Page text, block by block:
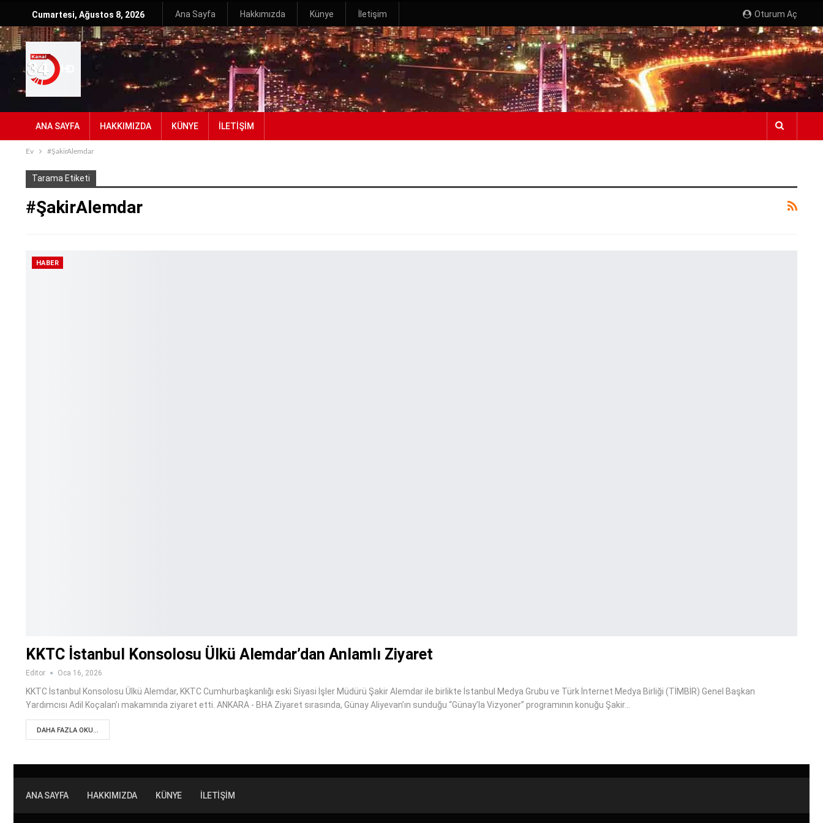
Oturum Aç
Cumartesi, Ağustos 8, 2026 Ana Sayfa Hakkımızda Künye İletişim
ANA SAYFA HAKKIMIZDA KÜNYE İLETIŞIM
Ev #ŞakirAlemdar
Tarama Etiketi
#ŞakirAlemdar
HABER
KKTC İstanbul Konsolosu Ülkü Alemdar’dan Anlamlı Ziyaret
Editor Oca 16, 2026
KKTC İstanbul Konsolosu Ülkü Alemdar, KKTC Cumhurbaşkanlığı eski Siyasi İşler Müdürü Şakir Alemdar ile birlikte İstanbul Medya Grubu ve Türk İnternet Medya Birliği (TİMBİR) Genel Başkan
Yardımcısı Adil Koçalan’ı makamında ziyaret etti. ANKARA - BHA Ziyaret sırasında, Günay Aliyevan’ın sunduğu “Günay’la Vizyoner” programının konuğu Şakir…
DAHA FAZLA OKU...
ANA SAYFA HAKKIMIZDA KÜNYE İLETIŞIM